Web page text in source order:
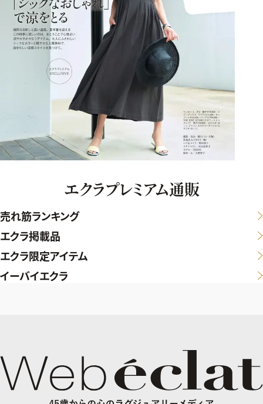
エクラプレミアム通販
売れ筋ランキング
エクラ掲載品
エクラ限定アイテム
イーバイエクラ